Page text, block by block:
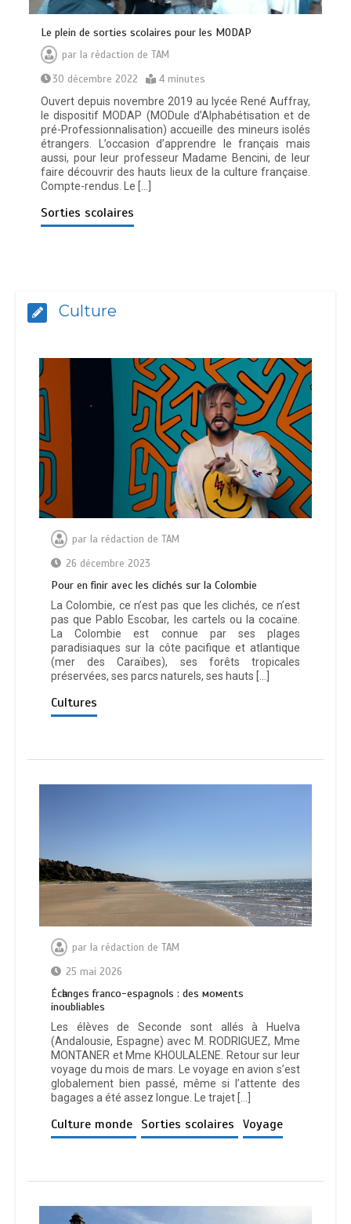
Le plein de sorties scolaires pour les MODAP
par la rédaction de TAM
30 décembre 2022
4 minutes
Ouvert depuis novembre 2019 au lycée René Auffray,
le dispositif MODAP (MODule d’Alphabétisation et de
pré-Professionnalisation) accueille des mineurs isolés
étrangers. L’occasion d’apprendre le français mais
aussi, pour leur professeur Madame Bencini, de leur
faire découvrir des hauts lieux de la culture française.
Compte-rendus. Le […]
Sorties scolaires
Culture
par la rédaction de TAM
26 décembre 2023
Pour en finir avec les clichés sur la Colombie
La Colombie, ce n’est pas que les clichés, ce n’est
pas que Pablo Escobar, les cartels ou la cocaïne.
La Colombie est connue par ses plages
paradisiaques sur la côte pacifique et atlantique
(mer des Caraïbes), ses forêts tropicales
préservées, ses parcs naturels, ses hauts […]
Cultures
par la rédaction de TAM
25 mai 2026
Éсһаngеѕ frаnсо-еѕраgnоlѕ : dеѕ момеntѕ
іnоublіаblеѕ
Les élèves de Seconde sont allés à Huelva
(Andalousie, Espagne) avec M. RODRIGUEZ, Mme
MONTANER et Mme KHOULALENE. Retour sur leur
voyage du mois de mars. Le voyage en avion s’est
globalement bien passé, même si l’attente des
bagages a été assez longue. Le trajet […]
Culture monde Sorties scolaires Voyage